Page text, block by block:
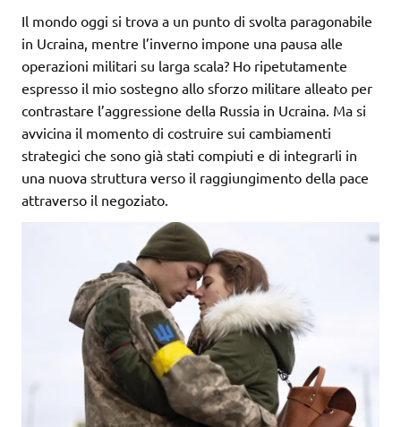
Il mondo oggi si trova a un punto di svolta paragonabile
in Ucraina, mentre l’inverno impone una pausa alle
operazioni militari su larga scala? Ho ripetutamente
espresso il mio sostegno allo sforzo militare alleato per
contrastare l’aggressione della Russia in Ucraina. Ma si
avvicina il momento di costruire sui cambiamenti
strategici che sono già stati compiuti e di integrarli in
una nuova struttura verso il raggiungimento della pace
attraverso il negoziato.